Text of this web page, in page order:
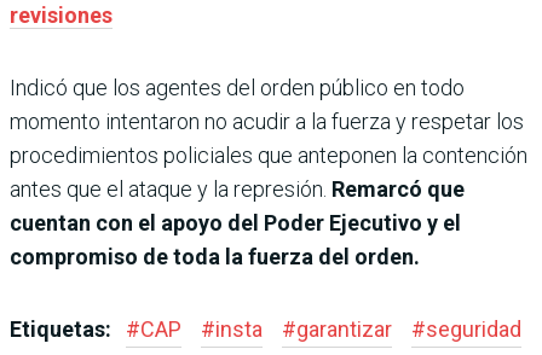
revisiones
Indicó que los agentes del orden público en todo
momento intentaron no acudir a la fuerza y respetar los
procedimientos policiales que anteponen la contención
antes que el ataque y la represión. Remarcó que
cuentan con el apoyo del Poder Ejecutivo y el
compromiso de toda la fuerza del orden.
Etiquetas: #CAP #insta #garantizar #seguridad